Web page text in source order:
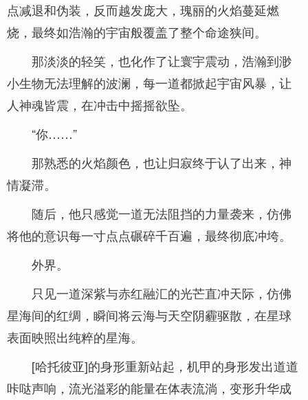
点减退和伪装，反而越发庞大，瑰丽的火焰蔓延燃
烧，最终如浩瀚的宇宙般覆盖了整个命途狭间。
那淡淡的轻笑，也化作了让寰宇震动，浩瀚到渺
小生物无法理解的波澜，每一道都掀起宇宙风暴，让
人神魂皆震，在冲击中摇摇欲坠。
“你……”
那熟悉的火焰颜色，也让归寂终于认了出来，神
情凝滞。
随后，他只感觉一道无法阻挡的力量袭来，仿佛
将他的意识每一寸点点碾碎千百遍，最终彻底冲垮。
外界。
只见一道深紫与赤红融汇的光芒直冲天际，仿佛
星海间的红绸，瞬间将云海与天空阴霾驱散，在星球
表面映照出纯粹的星海。
[哈托彼亚]的身形重新站起，机甲的身形发出道道
咔哒声响，流光溢彩的能量在体表流淌，变形升华成